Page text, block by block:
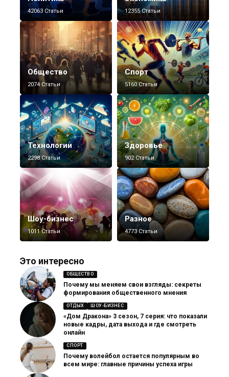
42063 Статьи 12355 Статьи
Общество
2074 Статьи
Спорт
5160 Статьи
Технологии
2298 Статьи
Здоровье
902 Статьи
Шоу-бизнес
1011 Статьи
Разное
4773 Статьи
Это интересно
ОБЩЕСТВО
Почему мы меняем свои взгляды: секреты
формирования общественного мнения
ОТДЫХ ШОУ-БИЗНЕС
«Дом Дракона» 3 сезон, 7 серия: что показали
новые кадры, дата выхода и где смотреть
онлайн
СПОРТ
Почему волейбол остается популярным во
всем мире: главные причины успеха игры